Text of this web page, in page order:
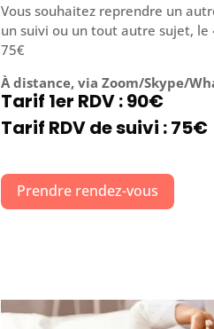
Vous souhaitez reprendre un
un suivi ou un tout autre sujet, le
75€
À distance, via Zoom/Skype/
Tarif 1er RDV : 90€
Tarif RDV de suivi : 75€
Prendre rendez-vous